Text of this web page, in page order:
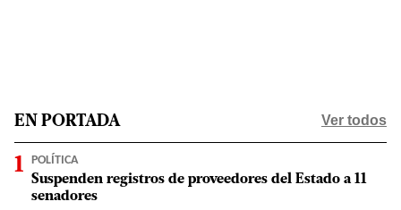
EN PORTADA Ver todos
POLÍTICA
Suspenden registros de proveedores del Estado a 11
senadores